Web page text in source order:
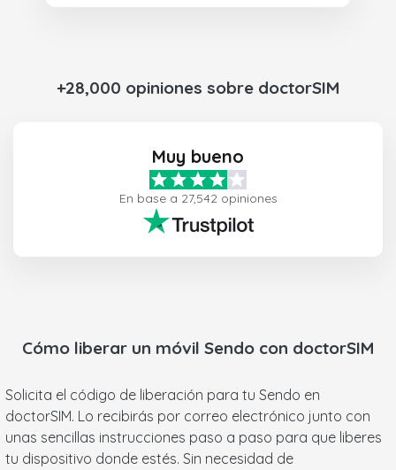
+28,000 opiniones sobre doctorSIM
Muy bueno
En base a 27,542 opiniones
Cómo liberar un móvil Sendo con doctorSIM
Solicita el código de liberación para tu Sendo en
doctorSIM. Lo recibirás por correo electrónico junto con
unas sencillas instrucciones paso a paso para que liberes
tu dispositivo donde estés. Sin necesidad de